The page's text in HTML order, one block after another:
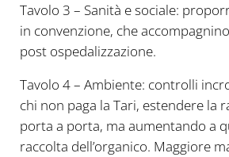
Tavolo 3 – Sanità e sociale:
in convenzione, che
post ospedalizzazione.
Tavolo 4 – Ambiente: controlli
chi non paga la Tari, estendere la
porta a porta, ma aumentando a
raccolta dell’organico. Maggiore